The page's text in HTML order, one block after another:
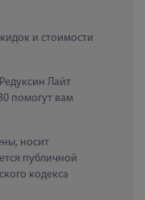
и стоимости
Лайт
помогут вам
носит
публичной
кодекса